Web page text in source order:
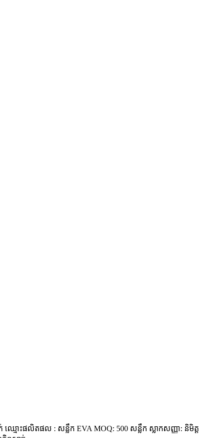
ឈ្មោះផលិតផល : សន្លឹក EVA MOQ: 500 សន្លឹក ស្លាកសញ្ញា: និមិត្ត